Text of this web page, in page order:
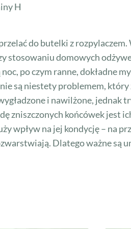
H
do butelki z
stosowaniu domowych
po czym ranne, dokładne
są niestety problemem,
i nawilżone,
zniszczonych końcówek jest
wpływ na jej kondycję – na
Dlatego ważne są